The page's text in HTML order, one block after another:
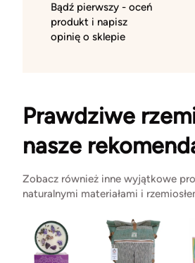
Bądź pierwszy - oceń
produkt i napisz
opinię o sklepie
Prawdziwe
nasze
Zobacz również inne wyjątkowe
naturalnymi materiałami i